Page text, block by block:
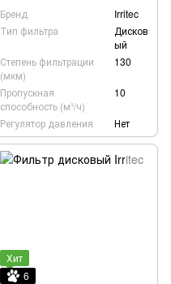
Бренд
Irritec
Тип фильтра
Дисков
ый
Степень фильтрации
(мкм)
130
Пропускная
способность (м³/ч)
10
Регулятор давления Нет
Хит
6